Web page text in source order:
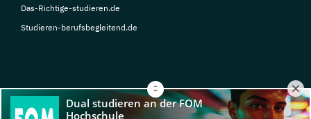
Das-Richtige-studieren.de
Studieren-berufsbegleitend.de
© Copyright 2026, TarGroup Media GmbH